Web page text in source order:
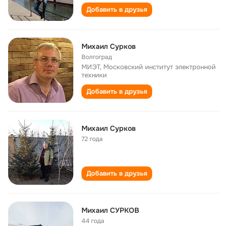
Добавить в друзья
Михаил Сурков
Волгоград
МИЭТ, Московский институт электронной
техники
Добавить в друзья
Михаил Сурков
72 года
Добавить в друзья
Михаил СУРКОВ
44 года